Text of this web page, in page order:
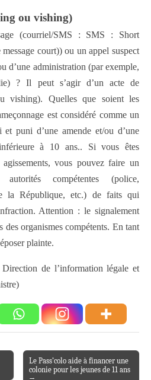
ou vishing)
(courriel/SMS : SMS : Short
court)) ou un appel suspect
d’une administration (par exemple,
? Il peut s’agir d’un acte de
vishing). Quelles que soient les
est considéré comme un
puni d’une amende et/ou d’une
inférieure à 10 ans.. Si vous êtes
vous pouvez faire un
autorités compétentes (police,
la République, etc.) de faits qui
Attention : le signalement
des organismes compétents. En tant
plainte.
de l’information légale et
Le Pass’colo aide à financer une
colonie pour les jeunes de 11 ans